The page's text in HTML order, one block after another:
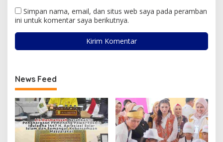
Simpan nama, email, dan situs web saya pada peramban
ini untuk komentar saya berikutnya.
News Feed